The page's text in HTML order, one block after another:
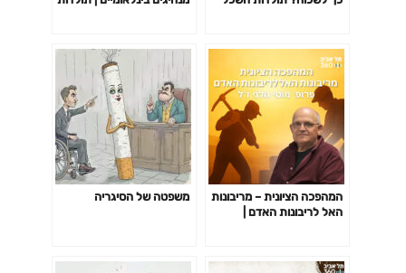
המהפכה הציונית – מריבונות
האל לריבונות האדם |
משפטה של הסיגריה